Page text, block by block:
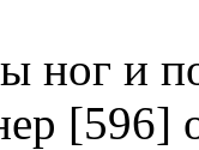
ног и